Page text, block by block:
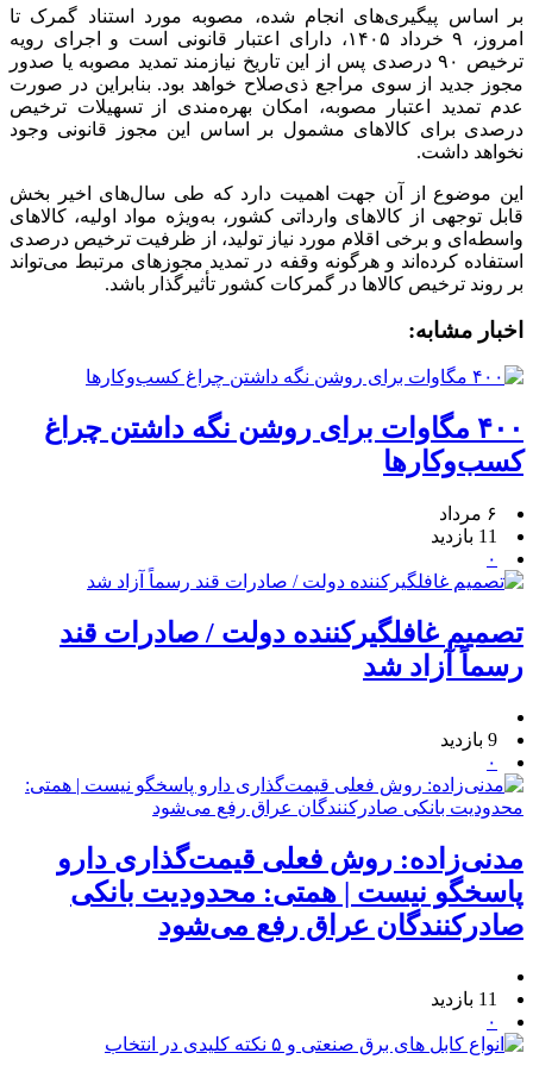
بر اساس پیگیری‌های انجام شده، مصوبه مورد استناد گمرک تا
امروز، ۹ خرداد ۱۴۰۵، دارای اعتبار قانونی است و اجرای رویه
ترخیص ۹۰ درصدی پس از این تاریخ نیازمند تمدید مصوبه یا صدور
مجوز جدید از سوی مراجع ذی‌صلاح خواهد بود. بنابراین در صورت
عدم تمدید اعتبار مصوبه، امکان بهره‌مندی از تسهیلات ترخیص
درصدی برای کالاهای مشمول بر اساس این مجوز قانونی وجود
نخواهد داشت.
این موضوع از آن جهت اهمیت دارد که طی سال‌های اخیر بخش
قابل توجهی از کالاهای وارداتی کشور، به‌ویژه مواد اولیه، کالاهای
واسطه‌ای و برخی اقلام مورد نیاز تولید، از ظرفیت ترخیص درصدی
استفاده کرده‌اند و هرگونه وقفه در تمدید مجوزهای مرتبط می‌تواند
بر روند ترخیص کالاها در گمرکات کشور تأثیرگذار باشد.
اخبار مشابه:
۴۰۰ مگاوات برای روشن نگه داشتن چراغ
کسب‌وکار‌ها
۶ مرداد
11 بازدید
۰
تصمیم غافلگیرکننده دولت / صادرات قند
رسماً آزاد شد
9 بازدید
۰
مدنی‌زاده: روش فعلی قیمت‌گذاری دارو
پاسخگو نیست | همتی: محدودیت بانکی
صادرکنندگان عراق رفع می‌شود
11 بازدید
۰